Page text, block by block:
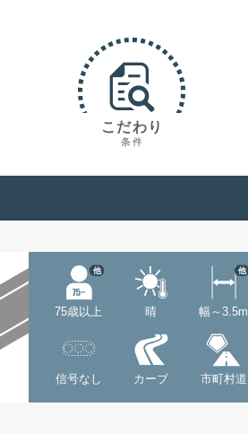
こだわり
条件
75歳以上
他
晴 幅～3.5m
他
信号なし カーブ 市町村道